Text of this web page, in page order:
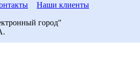
Наши клиенты
город"